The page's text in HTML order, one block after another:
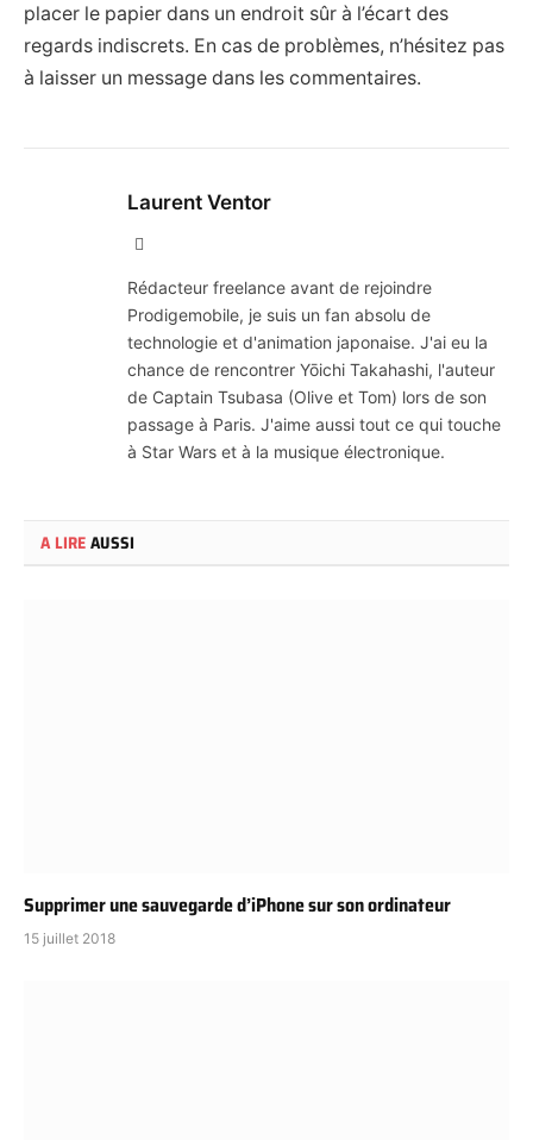
placer le papier dans un endroit sûr à l’écart des
regards indiscrets. En cas de problèmes, n’hésitez pas
à laisser un message dans les commentaires.
Laurent Ventor
Rédacteur freelance avant de rejoindre
Prodigemobile, je suis un fan absolu de
technologie et d'animation japonaise. J'ai eu la
chance de rencontrer Yōichi Takahashi, l'auteur
de Captain Tsubasa (Olive et Tom) lors de son
passage à Paris. J'aime aussi tout ce qui touche
à Star Wars et à la musique électronique.
A LIREAUSSI
Supprimer une sauvegarde d’iPhone sur son ordinateur
15 juillet 2018